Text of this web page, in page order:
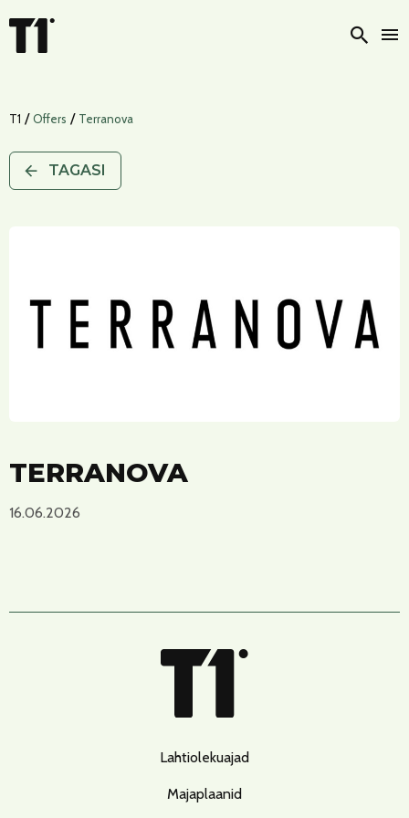
Otsi
T1 / Offers / Terranova
TAGASI
TERRANOVA
16.06.2026
Lahtiolekuajad
Majaplaanid